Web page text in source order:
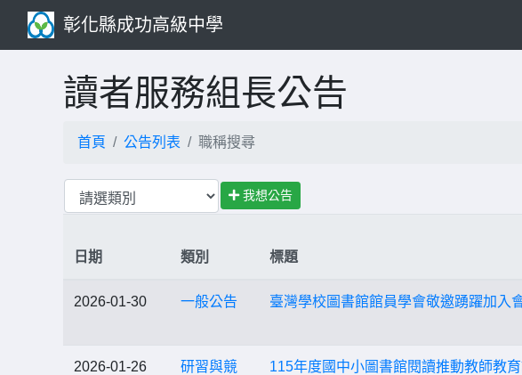
彰化縣成功高級中學
讀者服務組長公告
首頁 公告列表 職稱搜尋
我想公告
日期 類別 標題
2026-01-30 一般公告 臺灣學校圖書館館員學會敬邀踴躍加入
2026-01-26
研習與競
115年度國中小圖書館閱讀推動教師教